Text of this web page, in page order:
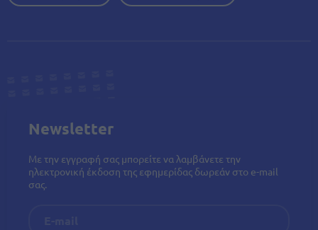
Newsletter
Με την εγγραφή σας μπορείτε να λαμβάνετε την
ηλεκτρονική έκδοση της εφημερίδας δωρεάν στο e-mail
σας.